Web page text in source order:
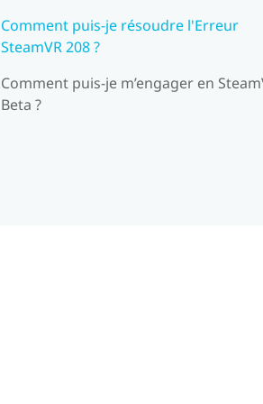
Comment puis-je résoudre l'Erreur
SteamVR 208 ?
Comment puis-je m’engager en
Beta ?